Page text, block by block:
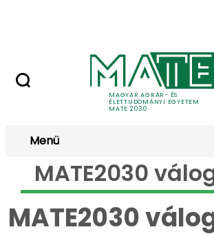
MAGYAR AGRÁR- ÉS
ÉLETTUDOMÁNYI EGYETEM
MATE 2030
MATE2030Galéria
Menü
MATE2030
MATE2030